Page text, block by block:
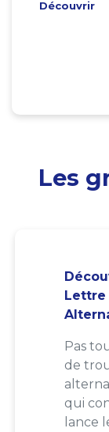
Découvrir
Les
Lettre
Pas
de
qui
lance